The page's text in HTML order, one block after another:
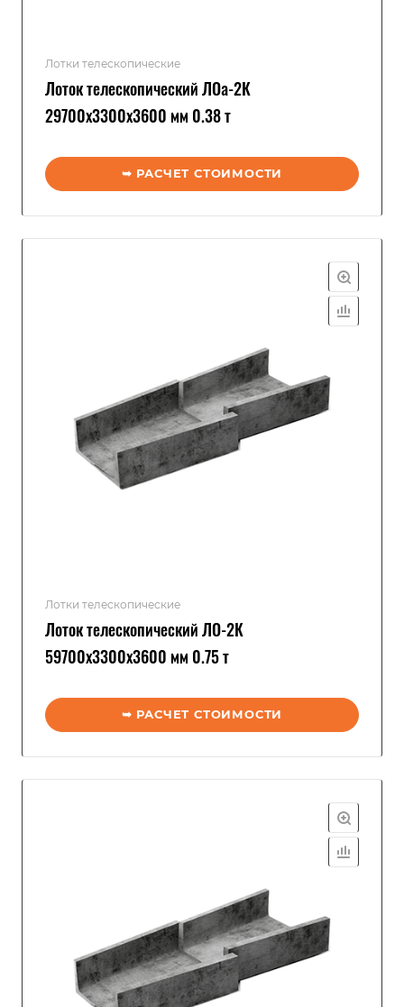
Лотки телескопические
Лоток телескопический ЛОа-2К
29700x3300x3600 мм 0.38 т
➥ РАСЧЕТ СТОИМОСТИ
Лотки телескопические
Лоток телескопический ЛО-2К
59700x3300x3600 мм 0.75 т
➥ РАСЧЕТ СТОИМОСТИ